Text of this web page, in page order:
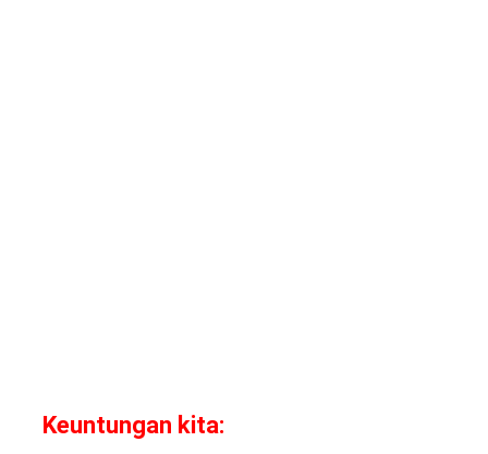
Keuntungan kita: